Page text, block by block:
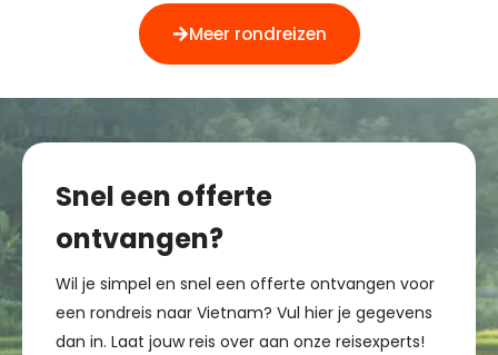
Meer rondreizen
Snel een offerte
ontvangen?
Wil je simpel en snel een offerte ontvangen voor
een rondreis naar Vietnam? Vul hier je gegevens
dan in. Laat jouw reis over aan onze reisexperts!